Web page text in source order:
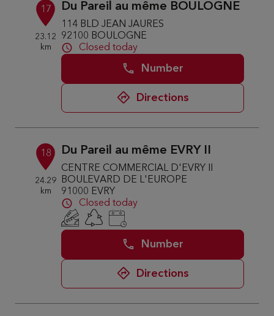
17
23.12
km
Du Pareil au même BOULOGNE
114 BLD JEAN JAURES
92100 BOULOGNE
Closed today
Number
Directions
18
24.29
km
Du Pareil au même EVRY II
CENTRE COMMERCIAL D'EVRY II
BOULEVARD DE L'EUROPE
91000 EVRY
Closed today
Number
Directions